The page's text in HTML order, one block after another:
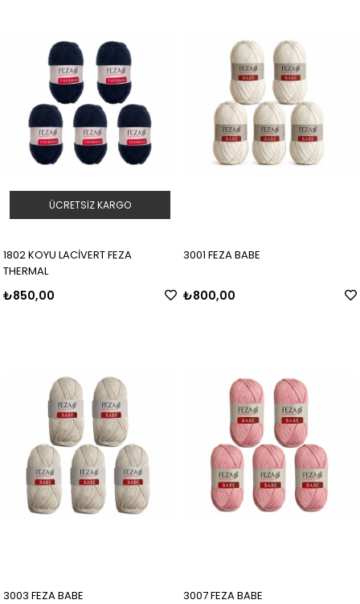
1802 KOYU LACİVERT FEZA
THERMAL
₺850,00
ÜCRETSIZ KARGO
3001 FEZA BABE
₺800,00
3003 FEZA BABE 3007 FEZA BABE